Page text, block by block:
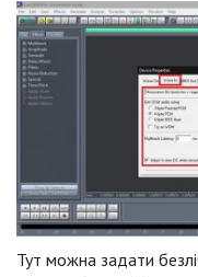
Тут можна задати